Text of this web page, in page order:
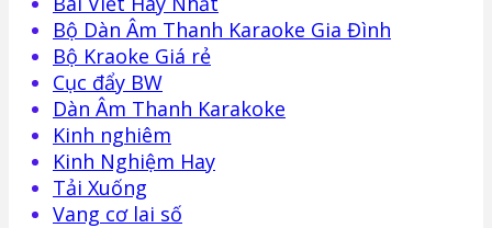
Bộ Dàn Âm Thanh Karaoke Gia Đình
Bộ Kraoke Giá rẻ
Cục đẩy BW
Dàn Âm Thanh Karakoke
Kinh nghiêm
Kinh Nghiệm Hay
Tải Xuống
Vang cơ lai số